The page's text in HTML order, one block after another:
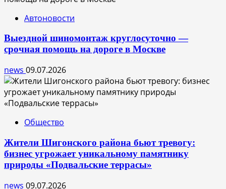
Автоновости
Выездной шиномонтаж круглосуточно —
срочная помощь на дороге в Москве
news 09.07.2026
Общество
Жители Шигонского района бьют тревогу:
бизнес угрожает уникальному памятнику
природы «Подвальские террасы»
news 09.07.2026